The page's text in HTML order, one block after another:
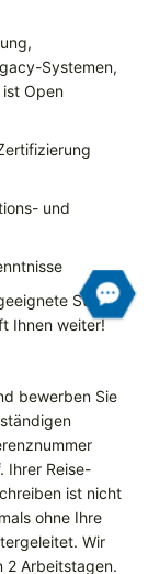
Systemen,
Open
und
Stellen
Ihnen weiter!
bewerben Sie
Ihrer Reise-
ist nicht
ohne Ihre
Wir
2 Arbeitstagen.